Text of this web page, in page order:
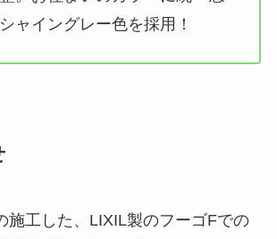
ャイングレー色を採用！
施工した、LIXIL製のフーゴFでの